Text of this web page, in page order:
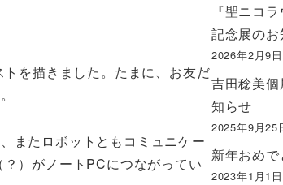
を描きました。たまに、お友だ
またロボットともコミュニケー
）がノートPCにつながってい
『聖ニコ
記念展のお
2026年2月9日
吉田稔美
知らせ
2025年9月25
新年おめ
2023年1月1日